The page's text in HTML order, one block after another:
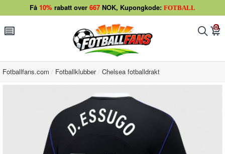
Få 10% rabatt over 667 NOK, Kupongkode: FOTBALL
󰂩 󰂨 0
󰃦
Fotballfans.com Fotballklubber Chelsea fotballdrakt